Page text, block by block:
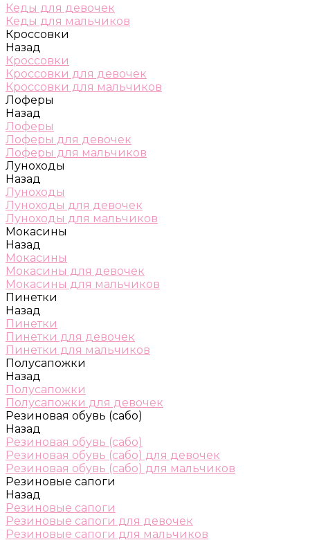
Кеды для девочек
Кеды для мальчиков
Кроссовки
Назад
Кроссовки
Кроссовки для девочек
Кроссовки для мальчиков
Лоферы
Назад
Лоферы
Лоферы для девочек
Лоферы для мальчиков
Луноходы
Назад
Луноходы
Луноходы для девочек
Луноходы для мальчиков
Мокасины
Назад
Мокасины
Мокасины для девочек
Мокасины для мальчиков
Пинетки
Назад
Пинетки
Пинетки для девочек
Пинетки для мальчиков
Полусапожки
Назад
Полусапожки
Полусапожки для девочек
Резиновая обувь (сабо)
Назад
Резиновая обувь (сабо)
Резиновая обувь (сабо) для девочек
Резиновая обувь (сабо) для мальчиков
Резиновые сапоги
Назад
Резиновые сапоги
Резиновые сапоги для девочек
Резиновые сапоги для мальчиков